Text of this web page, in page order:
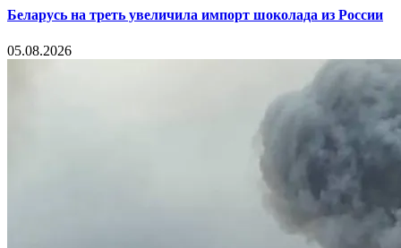
Беларусь на треть увеличила импорт шоколада из России
05.08.2026